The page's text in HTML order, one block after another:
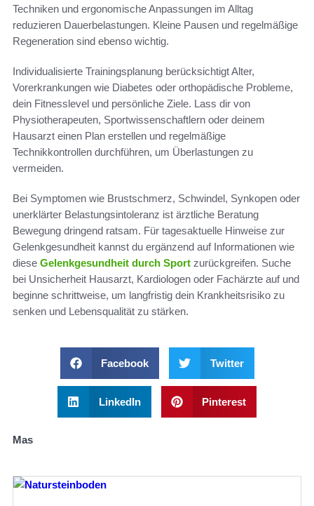
Techniken und ergonomische Anpassungen im Alltag
reduzieren Dauerbelastungen. Kleine Pausen und regelmäßige
Regeneration sind ebenso wichtig.
Individualisierte Trainingsplanung berücksichtigt Alter,
Vorerkrankungen wie Diabetes oder orthopädische Probleme,
dein Fitnesslevel und persönliche Ziele. Lass dir von
Physiotherapeuten, Sportwissenschaftlern oder deinem
Hausarzt einen Plan erstellen und regelmäßige
Technikkontrollen durchführen, um Überlastungen zu
vermeiden.
Bei Symptomen wie Brustschmerz, Schwindel, Synkopen oder
unerklärter Belastungsintoleranz ist ärztliche Beratung
Bewegung dringend ratsam. Für tagesaktuelle Hinweise zur
Gelenkgesundheit kannst du ergänzend auf Informationen wie
diese Gelenkgesundheit durch Sport zurückgreifen. Suche
bei Unsicherheit Hausarzt, Kardiologen oder Fachärzte auf und
beginne schrittweise, um langfristig dein Krankheitsrisiko zu
senken und Lebensqualität zu stärken.
Facebook Twitter
LinkedIn Pinterest
Mas